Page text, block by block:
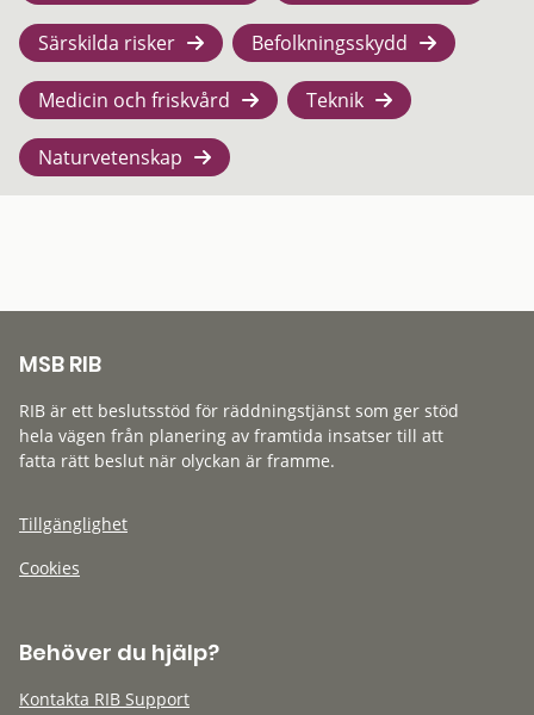
Särskilda risker Befolkningsskydd
Medicin och friskvård Teknik
Naturvetenskap
MSB RIB
RIB är ett beslutsstöd för räddningstjänst som ger stöd
hela vägen från planering av framtida insatser till att
fatta rätt beslut när olyckan är framme.
Tillgänglighet
Cookies
Behöver du hjälp?
Kontakta RIB Support